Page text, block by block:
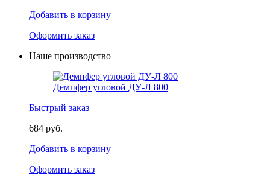
Добавить в корзину
Оформить заказ
Наше производство
Демпфер угловой ДУ-Л 800
Быстрый заказ
684 руб.
Добавить в корзину
Оформить заказ